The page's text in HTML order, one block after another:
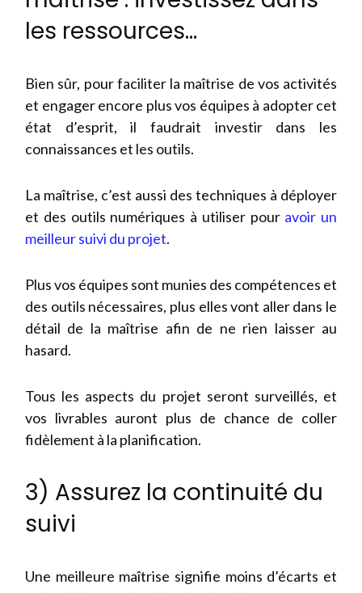
les ressources…
Bien sûr, pour faciliter la maîtrise de vos activités
et engager encore plus vos équipes à adopter cet
état d’esprit, il faudrait investir dans les
connaissances et les outils.
La maîtrise, c’est aussi des techniques à déployer
et des outils numériques à utiliser pour avoir un
meilleur suivi du projet.
Plus vos équipes sont munies des compétences et
des outils nécessaires, plus elles vont aller dans le
détail de la maîtrise afin de ne rien laisser au
hasard.
Tous les aspects du projet seront surveillés, et
vos livrables auront plus de chance de coller
fidèlement à la planification.
3) Assurez la continuité du
suivi
Une meilleure maîtrise signifie moins d’écarts et